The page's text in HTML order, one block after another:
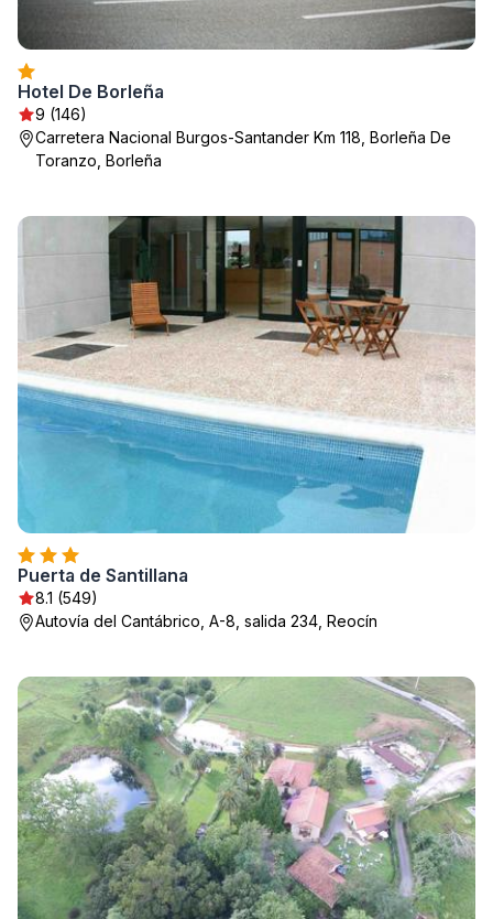
Hotel De Borleña
9 (146)
Carretera Nacional Burgos-Santander Km 118, Borleña De
Toranzo, Borleña
Puerta de Santillana
8.1 (549)
Autovía del Cantábrico, A-8, salida 234, Reocín